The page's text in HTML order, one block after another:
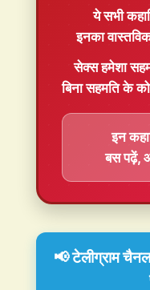
ये सभी
इनका
सेक्स हमेशा
बिना सहमति के
इन
बस पढ़ें,
📢 टेलीग्राम